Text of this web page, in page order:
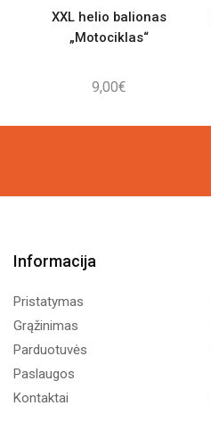
XXL helio balionas
„Motociklas“
9,00€
Informacija
Pristatymas
Grąžinimas
Parduotuvės
Paslaugos
Kontaktai